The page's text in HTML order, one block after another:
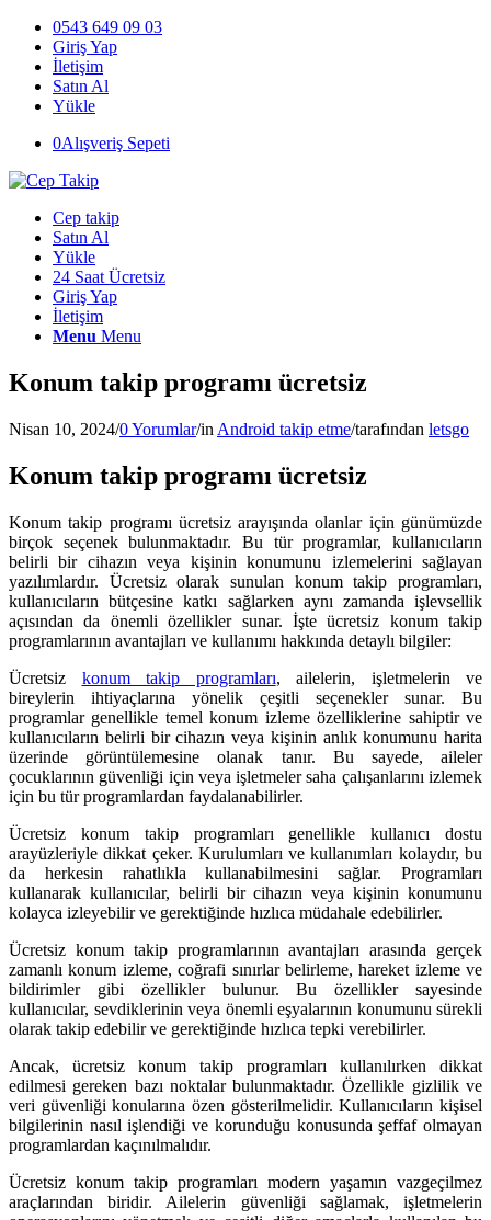
0543 649 09 03
Giriş Yap
İletişim
Satın Al
Yükle
0Alışveriş Sepeti
Cep takip
Satın Al
Yükle
24 Saat Ücretsiz
Giriş Yap
İletişim
Menu Menu
Konum takip programı ücretsiz
Nisan 10, 2024/0 Yorumlar/in Android takip etme/tarafından letsgo
Konum takip programı ücretsiz
Konum takip programı ücretsiz arayışında olanlar için günümüzde
birçok seçenek bulunmaktadır. Bu tür programlar, kullanıcıların
belirli bir cihazın veya kişinin konumunu izlemelerini sağlayan
yazılımlardır. Ücretsiz olarak sunulan konum takip programları,
kullanıcıların bütçesine katkı sağlarken aynı zamanda işlevsellik
açısından da önemli özellikler sunar. İşte ücretsiz konum takip
programlarının avantajları ve kullanımı hakkında detaylı bilgiler:
Ücretsiz konum takip programları, ailelerin, işletmelerin ve
bireylerin ihtiyaçlarına yönelik çeşitli seçenekler sunar. Bu
programlar genellikle temel konum izleme özelliklerine sahiptir ve
kullanıcıların belirli bir cihazın veya kişinin anlık konumunu harita
üzerinde görüntülemesine olanak tanır. Bu sayede, aileler
çocuklarının güvenliği için veya işletmeler saha çalışanlarını izlemek
için bu tür programlardan faydalanabilirler.
Ücretsiz konum takip programları genellikle kullanıcı dostu
arayüzleriyle dikkat çeker. Kurulumları ve kullanımları kolaydır, bu
da herkesin rahatlıkla kullanabilmesini sağlar. Programları
kullanarak kullanıcılar, belirli bir cihazın veya kişinin konumunu
kolayca izleyebilir ve gerektiğinde hızlıca müdahale edebilirler.
Ücretsiz konum takip programlarının avantajları arasında gerçek
zamanlı konum izleme, coğrafi sınırlar belirleme, hareket izleme ve
bildirimler gibi özellikler bulunur. Bu özellikler sayesinde
kullanıcılar, sevdiklerinin veya önemli eşyalarının konumunu sürekli
olarak takip edebilir ve gerektiğinde hızlıca tepki verebilirler.
Ancak, ücretsiz konum takip programları kullanılırken dikkat
edilmesi gereken bazı noktalar bulunmaktadır. Özellikle gizlilik ve
veri güvenliği konularına özen gösterilmelidir. Kullanıcıların kişisel
bilgilerinin nasıl işlendiği ve korunduğu konusunda şeffaf olmayan
programlardan kaçınılmalıdır.
Ücretsiz konum takip programları modern yaşamın vazgeçilmez
araçlarından biridir. Ailelerin güvenliği sağlamak, işletmelerin